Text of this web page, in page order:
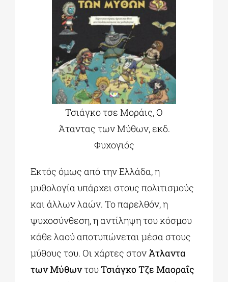
Τσιάγκο τσε Μοράις, Ο
Άταντας των Μύθων, εκδ.
Φυχογιός
Εκτός όμως από την Ελλάδα, η
μυθολογία υπάρχει στους πολιτισμούς
και άλλων λαών. Το παρελθόν, η
ψυχοσύνθεση, η αντίληψη του κόσμου
κάθε λαού αποτυπώνεται μέσα στους
μύθους του. Οι χάρτες στονΆτλαντα
των ΜύθωντουΤσιάγκο Τζε Μαοραΐς